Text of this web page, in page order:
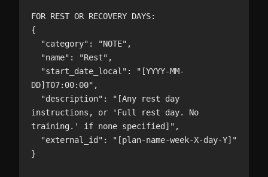
FOR REST OR RECOVERY DAYS:
{
DD]T07:00:00",
instructions, or 'Full rest day. No
training.' if none specified]",
}